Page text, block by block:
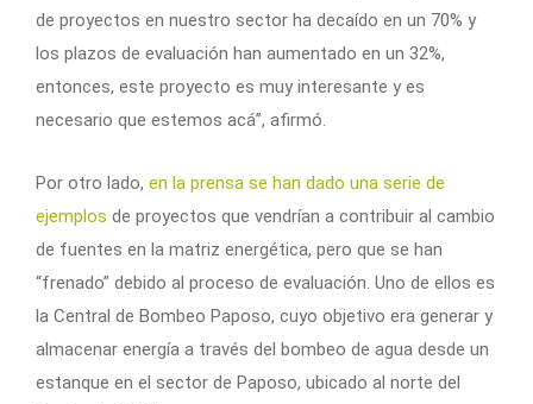
de proyectos en nuestro sector ha decaído en un 70% y
los plazos de evaluación han aumentado en un 32%,
entonces, este proyecto es muy interesante y es
necesario que estemos acá”, afirmó.
Por otro lado, en la prensa se han dado una serie de
ejemplos de proyectos que vendrían a contribuir al cambio
de fuentes en la matriz energética, pero que se han
“frenado” debido al proceso de evaluación. Uno de ellos es
la Central de Bombeo Paposo, cuyo objetivo era generar y
almacenar energía a través del bombeo de agua desde un
estanque en el sector de Paposo, ubicado al norte del